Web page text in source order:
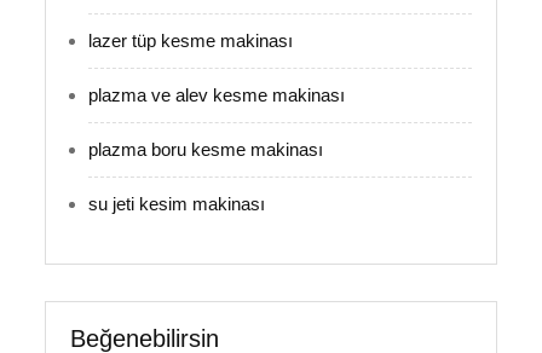
lazer tüp kesme makinası
plazma ve alev kesme makinası
plazma boru kesme makinası
su jeti kesim makinası
Beğenebilirsin